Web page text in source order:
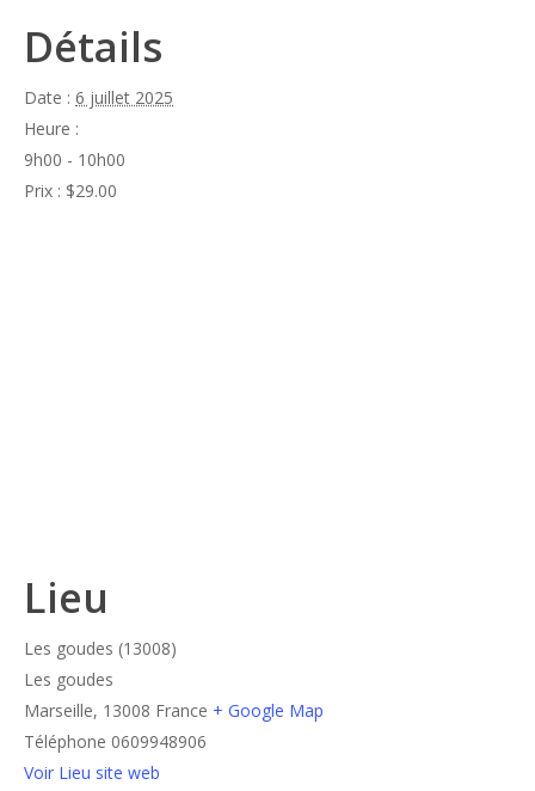
Détails
Date : 6 juillet 2025
Heure :
9h00 - 10h00
Prix : $29.00
Lieu
Les goudes (13008)
Les goudes
Marseille, 13008 France + Google Map
Téléphone 0609948906
Voir Lieu site web